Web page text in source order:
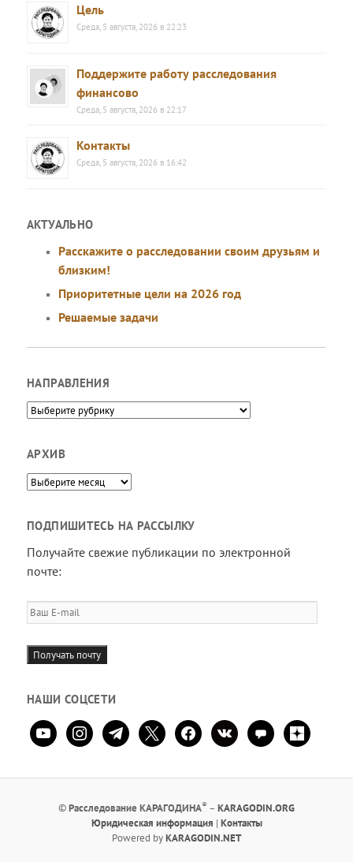
Цель
Среда, 5 августа, 2026 в 22:23
Поддержите работу расследования
финансово
Среда, 5 августа, 2026 в 22:17
Контакты
Среда, 5 августа, 2026 в 16:42
АКТУАЛЬНО
Расскажите о расследовании своим друзьям и
близким!
Приоритетные цели на 2026 год
Решаемые задачи
НАПРАВЛЕНИЯ
Направления
АРХИВ
Архив
ПОДПИШИТЕСЬ НА РАССЫЛКУ
Получайте свежие публикации по электронной
почте:
Ваш
E-
mail
Получать почту
НАШИ СОЦСЕТИ
youtubeinstagramtelegram
x facebookvkontaktecomment
zen-
yandex
©Расследование КАРАГОДИНА® – KARAGODIN.ORG
Юридическая информация | Контакты
Powered byKARAGODIN.NET